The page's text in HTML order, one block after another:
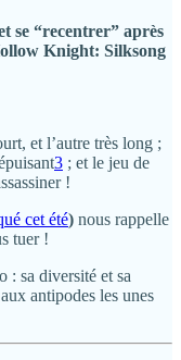
se “recentrer” après
Knight: Silksong
et l’autre très long ;
3 ; et le jeu de
!
cet été) nous rappelle
tuer !
: sa diversité et sa
antipodes les unes